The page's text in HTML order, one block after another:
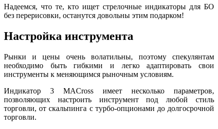
Надеемся, что те, кто ищет стрелочные индикаторы для БО
без перерисовки, останутся довольны этим подарком!
Настройка инструмента
Рынки и цены очень волатильны, поэтому спекулянтам
необходимо быть гибкими и легко адаптировать свои
инструменты к меняющимся рыночным условиям.
Индикатор 3 MACross имеет несколько параметров,
позволяющих настроить инструмент под любой стиль
торговли, от скальпинга с турбо-опционами до долгосрочной
торговли.